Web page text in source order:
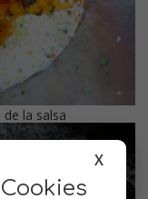
la salsa
X